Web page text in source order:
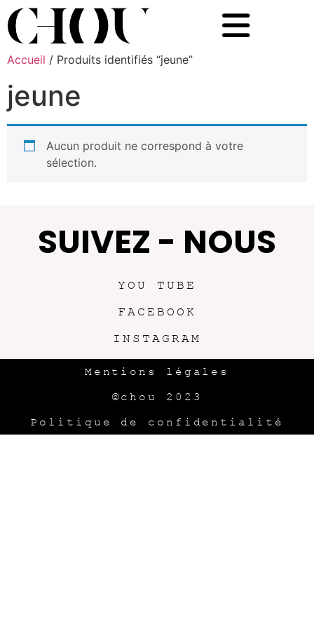
Accueil / Produits identifiés “jeune”
jeune
Aucun produit ne correspond à votre
sélection.
SUIVEZ - NOUS
YOU TUBE
FACEBOOK
INSTAGRAM
Mentions légales
©chou 2023
Politique de confidentialité